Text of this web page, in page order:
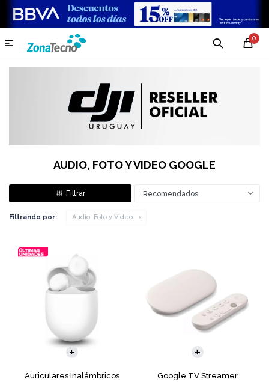
0

AUDIO, FOTO Y VIDEO GOOGLE
Recomendados
Filtrando por: Audio, Foto y Video
Auriculares Inalámbricos
Google TV Streamer